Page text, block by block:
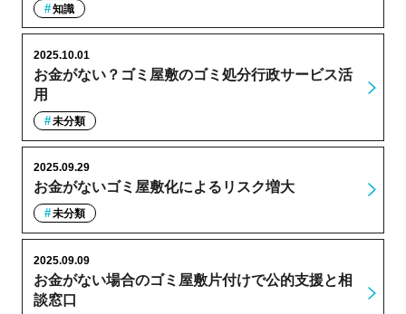
知識
お金がない？ゴミ屋敷のゴミ処分行政サービス活
用
2025.10.01
未分類
お金がないゴミ屋敷化によるリスク増大
2025.09.29
未分類
お金がない場合のゴミ屋敷片付けで公的支援と相
談窓口
2025.09.09